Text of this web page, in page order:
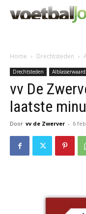
Home Drechtsteden
Drechtsteden Alblasserwaard
vv De
laatste
Door vv de Zwerver - 6